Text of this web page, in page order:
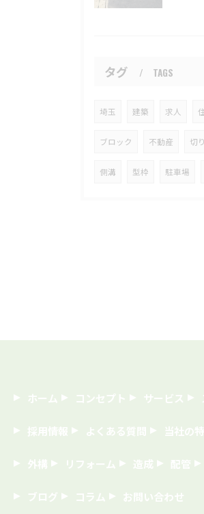
タグ TAGS
埼玉 建築 求人
ブロック 不動産 切
側溝 型枠 駐車場
ホーム コンセプト サービス
採用情報 よくある質問 当社の
外構 リフォーム 造成 配管
ブログ コラム お問い合わせ